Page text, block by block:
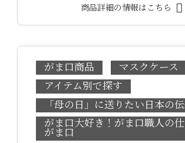
商品詳細の情報はこちら
がま口商品
マスクケース
アイテム別で探す
「母の日」に送りたい日本の
がま口大好き！がま口職人の
がま口